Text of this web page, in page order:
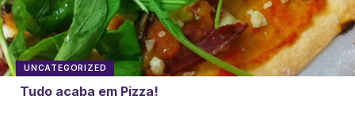
UNCATEGORIZED
Tudo acaba em Pizza!